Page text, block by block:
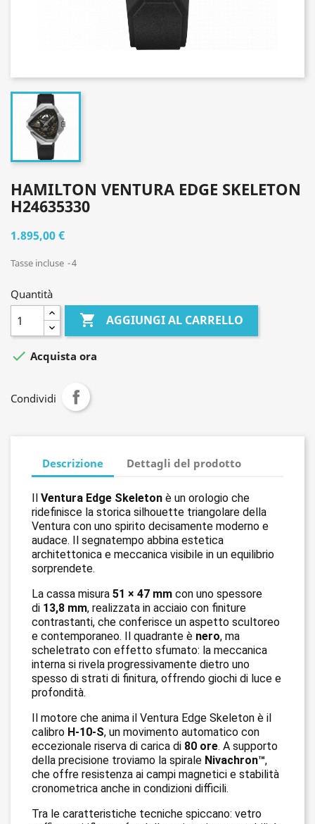
HAMILTON VENTURA EDGE SKELETON
H24635330
1.895,00 €
Tasse incluse 4
Quantità
 AGGIUNGI AL CARRELLO
 Acquista ora
Condividi
Descrizione Dettagli del prodotto
Il Ventura Edge Skeleton è un orologio che
ridefinisce la storica silhouette triangolare della
Ventura con uno spirito decisamente moderno e
audace. Il segnatempo abbina estetica
architettonica e meccanica visibile in un equilibrio
sorprendete.
La cassa misura 51 × 47 mm con uno spessore
di 13,8 mm, realizzata in acciaio con finiture
contrastanti, che conferisce un aspetto scultoreo
e contemporaneo. Il quadrante è nero, ma
scheletrato con effetto sfumato: la meccanica
interna si rivela progressivamente dietro uno
spesso di strati di finitura, offrendo giochi di luce e
profondità.
Il motore che anima il Ventura Edge Skeleton è il
calibro H-10-S, un movimento automatico con
eccezionale riserva di carica di 80 ore. A supporto
della precisione troviamo la spirale Nivachron™,
che offre resistenza ai campi magnetici e stabilità
cronometrica anche in condizioni difficili.
Tra le caratteristiche tecniche spiccano: vetro